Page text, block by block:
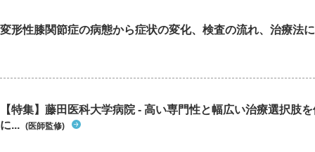
変形性膝関節症の病態から症状の変化、検査の流れ、治療法
【特集】藤田医科大学病院 - 高い専門性と幅広い治療選択肢
に... (医師監修)